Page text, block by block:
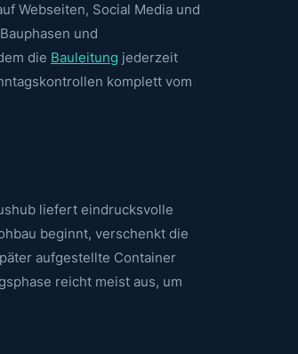
Webseiten, Social Media und
und
die Bauleitung jederzeit
komplett vom
liefert eindrucksvolle
beginnt, verschenkt die
aufgestellte Container
reicht meist aus, um